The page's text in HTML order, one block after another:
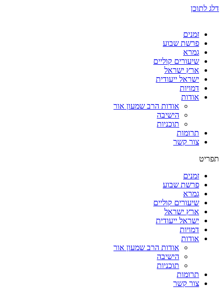
דלג לתוכן
זמנים
פרשת שבוע
גמרא
שיעורים קוליים
ארץ ישראל
ישראל ייעודית
דמויות
אודות
אודות הרב שמעון אור
הישיבה
תוכניות
תרומות
צור קשר
תפריט
זמנים
פרשת שבוע
גמרא
שיעורים קוליים
ארץ ישראל
ישראל ייעודית
דמויות
אודות
אודות הרב שמעון אור
הישיבה
תוכניות
תרומות
צור קשר